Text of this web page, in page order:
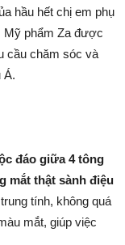
hầu hết chị em phụ
Mỹ phẩm Za được
cầu chăm sóc và
Á.
đáo giữa 4 tông
mắt thật sành điệu
tính, không quá
mắt, giúp việc